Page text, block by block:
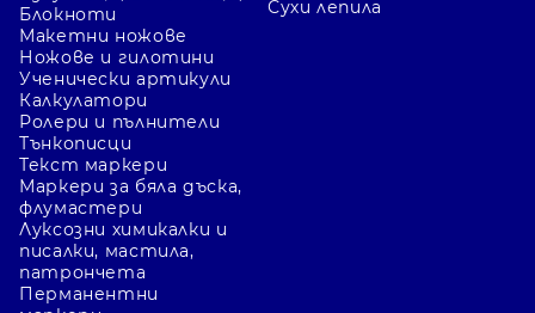
Блокноти
Сухи лепила
Макетни ножове
Ножове и гилотини
Ученически артикули
Калкулатори
Ролери и пълнители
Тънкописци
Текст маркери
Маркери за бяла дъска,
флумастери
Луксозни химикалки и
писалки, мастила,
патрончета
Перманентни